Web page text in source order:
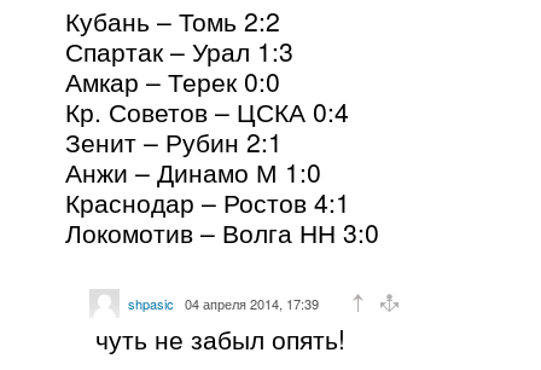
Кубань – Томь 2:2
Спартак – Урал 1:3
Амкар – Терек 0:0
Кр. Советов – ЦСКА 0:4
Зенит – Рубин 2:1
Анжи – Динамо М 1:0
Краснодар – Ростов 4:1
Локомотив – Волга НН 3:0
shpasic 04 апреля 2014, 17:39
чуть не забыл опять!